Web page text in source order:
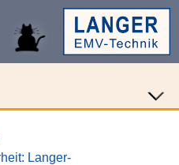
Langer-